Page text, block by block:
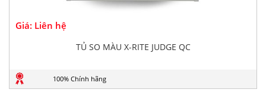
Giá: Liên hệ
TỦ SO MÀU X-RITE JUDGE QC
100% Chính hãng